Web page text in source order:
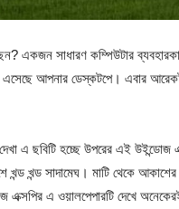
একজন সাধারণ কম্পিউটার
এসেছে আপনার ডেস্কটপে। এবার
এ ছবিটি হচ্ছে উপরের এই উইন্ডোজ
খন্ড সাদামেঘ। মাটি থেকে
এক্সপির এ ওয়ালপেপারটি দেখে